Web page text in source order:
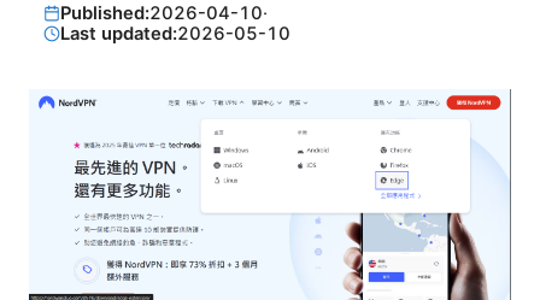
Published:2026-04-10·
Last updated:2026-05-10